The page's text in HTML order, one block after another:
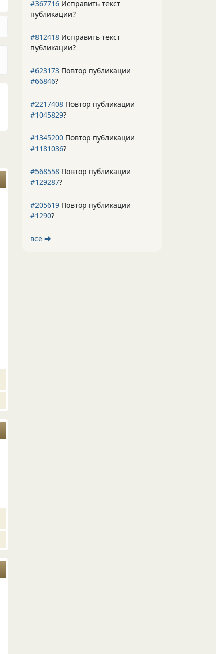
#367716 Исправить текст
публикации?
#812418 Исправить текст
публикации?
#623173 Повтор публикации
#66846?
#2217408 Повтор публикации
#1045829?
#1345200 Повтор публикации
#1181036?
#568558 Повтор публикации
#129287?
#205619 Повтор публикации
#1290?
все ⮕